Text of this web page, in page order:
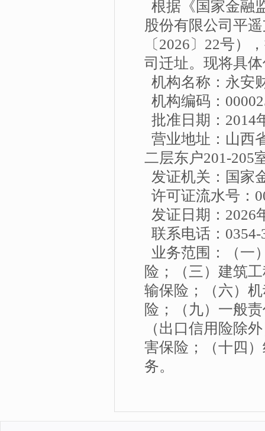
根据《国家金融
股份有限公司平
〔2026〕22号）
司迁址。现将具
机构名称：永安
机构编码：
批准日期：2014
营业地址：山西
二层东户201-205
发证机关：国家
许可证流水号：
发证日期：2026
联系电话：0354-
业务范围：（一
险；（三）建筑
输保险；（六）
险；（九）一般
（出口信用险除
害保险；（十四
务。